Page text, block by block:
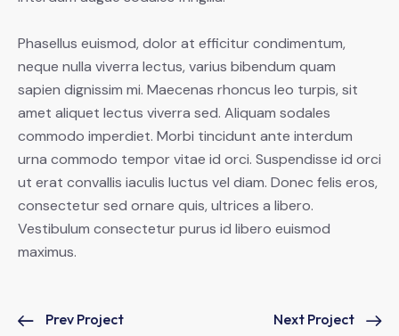
Phasellus euismod, dolor at efficitur condimentum,
neque nulla viverra lectus, varius bibendum quam
sapien dignissim mi. Maecenas rhoncus leo turpis, sit
amet aliquet lectus viverra sed. Aliquam sodales
commodo imperdiet. Morbi tincidunt ante interdum
urna commodo tempor vitae id orci. Suspendisse id orci
ut erat convallis iaculis luctus vel diam. Donec felis eros,
consectetur sed ornare quis, ultrices a libero.
Vestibulum consectetur purus id libero euismod
maximus.
Prev Project Next Project